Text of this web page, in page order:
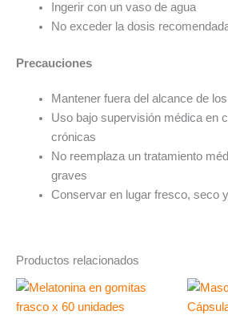
Ingerir con un vaso de agua
No exceder la dosis
Precauciones
Mantener fuera del alcance de
Uso bajo supervisión médica en
crónicas
No reemplaza un tratamiento
graves
Conservar en lugar fresco, seco
Productos relacionados